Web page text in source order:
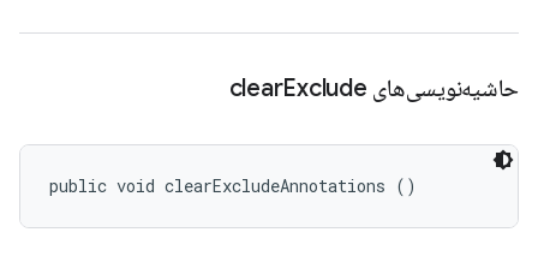
حاشیه‌نویسی‌های clear Exclude
public void clearExcludeAnnotations ()